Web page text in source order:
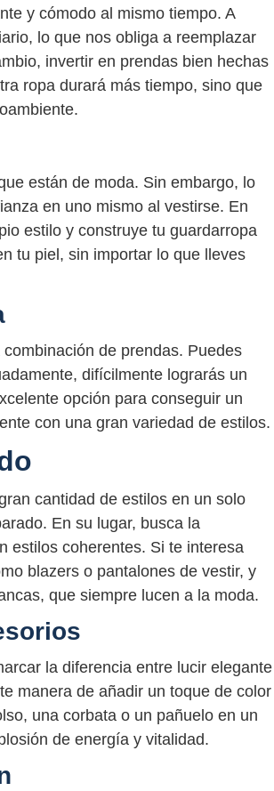
y cómodo al mismo tiempo. A
lo que nos obliga a reemplazar
invertir en prendas bien hechas
ropa durará más tiempo, sino que
están de moda. Sin embargo, lo
en uno mismo al vestirse. En
estilo y construye tu guardarropa
tu piel, sin importar lo que lleves
de prendas. Puedes
difícilmente lograrás un
opción para conseguir un
con una gran variedad de estilos.
cantidad de estilos en un solo
En su lugar, busca la
estilos coherentes. Si te interesa
blazers o pantalones de vestir, y
que siempre lucen a la moda.
la diferencia entre lucir elegante
manera de añadir un toque de color
una corbata o un pañuelo en un
de energía y vitalidad.